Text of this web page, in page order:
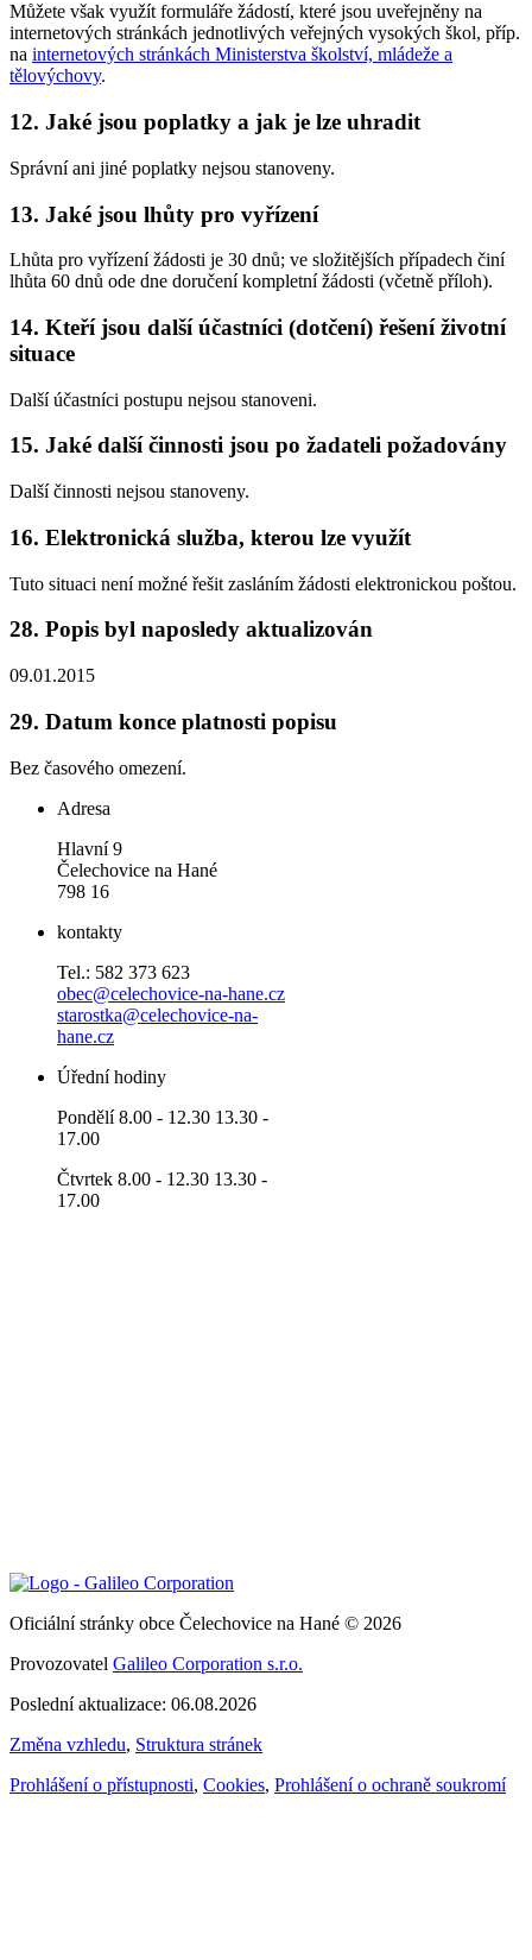
Můžete však využít formuláře žádostí, které jsou uveřejněny na
internetových stránkách jednotlivých veřejných vysokých škol, příp.
na internetových stránkách Ministerstva školství, mládeže a
tělovýchovy.
12. Jaké jsou poplatky a jak je lze uhradit
Správní ani jiné poplatky nejsou stanoveny.
13. Jaké jsou lhůty pro vyřízení
Lhůta pro vyřízení žádosti je 30 dnů; ve složitějších případech činí
lhůta 60 dnů ode dne doručení kompletní žádosti (včetně příloh).
14. Kteří jsou další účastníci (dotčení) řešení životní
situace
Další účastníci postupu nejsou stanoveni.
15. Jaké další činnosti jsou po žadateli požadovány
Další činnosti nejsou stanoveny.
16. Elektronická služba, kterou lze využít
Tuto situaci není možné řešit zasláním žádosti elektronickou poštou.
28. Popis byl naposledy aktualizován
09.01.2015
29. Datum konce platnosti popisu
Bez časového omezení.
Adresa
Hlavní 9
Čelechovice na Hané
798 16
kontakty
Tel.: 582 373 623
obec@celechovice-na-hane.cz
starostka@celechovice-na-
hane.cz
Úřední hodiny
Pondělí 8.00 - 12.30 13.30 -
17.00
Čtvrtek 8.00 - 12.30 13.30 -
17.00
Oficiální stránky obce Čelechovice na Hané © 2026
Provozovatel Galileo Corporation s.r.o.
Poslední aktualizace: 06.08.2026
Změna vzhledu, Struktura stránek
Prohlášení o přístupnosti, Cookies, Prohlášení o ochraně soukromí